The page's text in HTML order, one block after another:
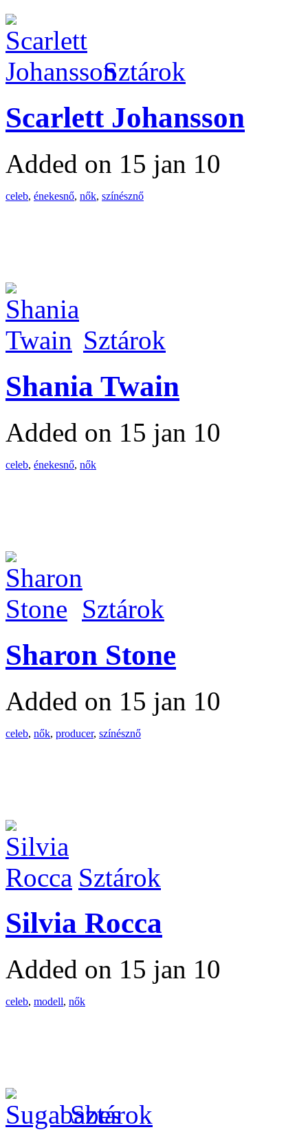
Sztárok
Scarlett Johansson
Added on 15 jan 10
celeb, énekesnő, nők, színésznő
Sztárok
Shania Twain
Added on 15 jan 10
celeb, énekesnő, nők
Sztárok
Sharon Stone
Added on 15 jan 10
celeb, nők, producer, színésznő
Sztárok
Silvia Rocca
Added on 15 jan 10
celeb, modell, nők
Sztárok